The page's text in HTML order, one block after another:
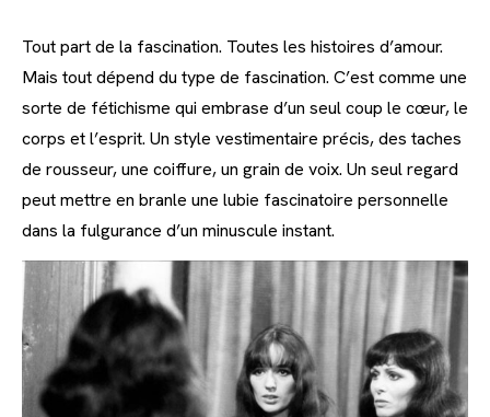
Tout part de la fascination. Toutes les histoires d’amour.
Mais tout dépend du type de fascination. C’est comme une
sorte de fétichisme qui embrase d’un seul coup le cœur, le
corps et l’esprit. Un style vestimentaire précis, des taches
de rousseur, une coiffure, un grain de voix. Un seul regard
peut mettre en branle une lubie fascinatoire personnelle
dans la fulgurance d’un minuscule instant.